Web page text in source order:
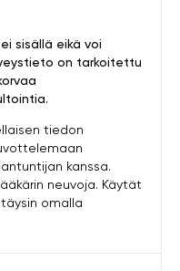
sisällä eikä voi
on tarkoitettu
tiedon
kanssa.
neuvoja. Käytät
omalla